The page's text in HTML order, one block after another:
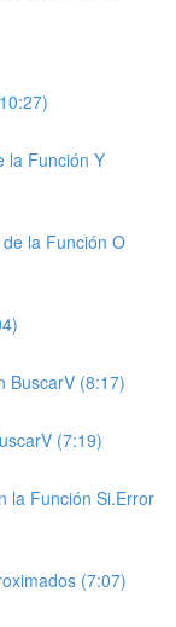
la Función Y
la Función O
BuscarV (8:17)
(7:19)
la Función Si.Error
(7:07)